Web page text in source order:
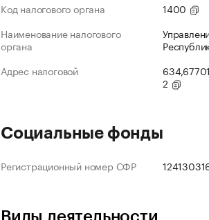
Код налогового органа
1400
Наименование налогового
органа
Адрес налоговой
2
Социальные фонды
Регистрационный номер СФР